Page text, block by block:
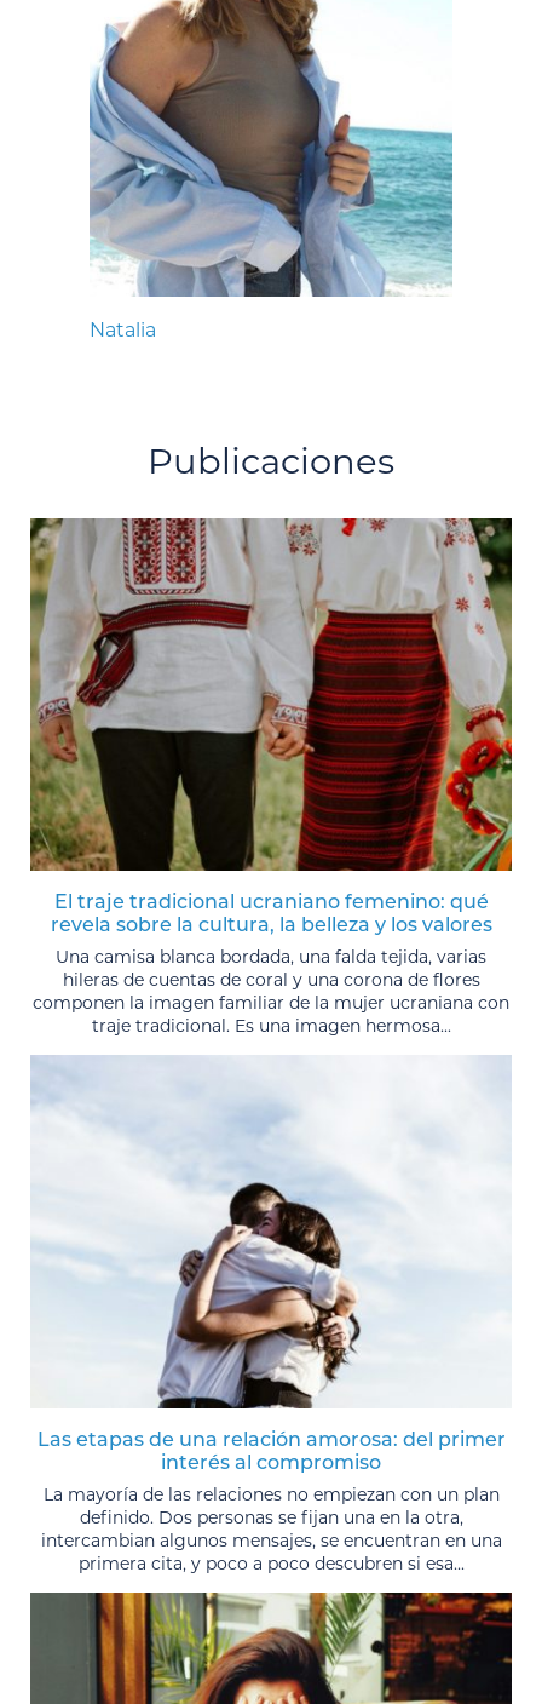
Natalia
Publicaciones
El traje tradicional ucraniano femenino: qué
revela sobre la cultura, la belleza y los valores
Una camisa blanca bordada, una falda tejida, varias
hileras de cuentas de coral y una corona de flores
componen la imagen familiar de la mujer ucraniana con
traje tradicional. Es una imagen hermosa...
Las etapas de una relación amorosa: del primer
interés al compromiso
La mayoría de las relaciones no empiezan con un plan
definido. Dos personas se fijan una en la otra,
intercambian algunos mensajes, se encuentran en una
primera cita, y poco a poco descubren si esa...